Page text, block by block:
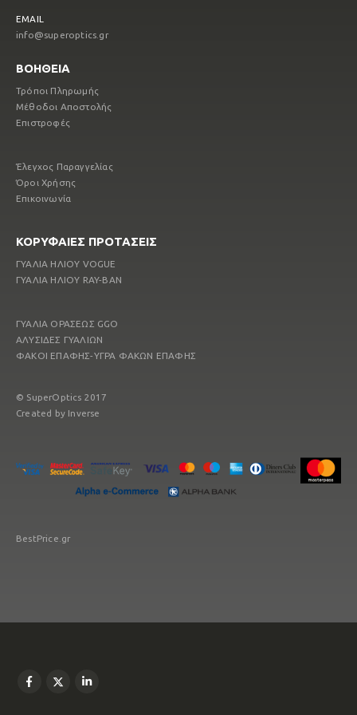
EMAIL
info@superoptics.gr
ΒΟΗΘΕΙΑ
Τρόποι Πληρωμής
Μέθοδοι Αποστολής
Επιστροφές
Έλεγχος Παραγγελίας
Όροι Χρήσης
Επικοινωνία
ΚΟΡΥΦΑΙΕΣ ΠΡΟΤΑΣΕΙΣ
ΓΥΑΛΙΑ ΗΛΙΟΥ VOGUE
ΓΥΑΛΙΑ ΗΛΙΟΥ RAY-ΒΑΝ
ΓΥΑΛΙΑ ΟΡΑΣΕΩΣ GGO
ΑΛΥΣΙΔΕΣ ΓΥΑΛΙΩΝ
ΦΑΚΟΙ ΕΠΑΦΗΣ-ΥΓΡΑ ΦΑΚΩΝ ΕΠΑΦΗΣ
© SuperOptics 2017
Created by Inverse
BestPrice.gr